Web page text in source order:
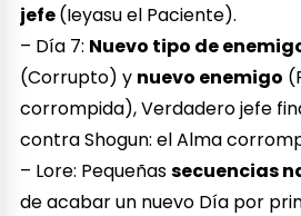
jefe(Ieyasu el Paciente).
– Día 7: Nuevo tipo de
(Corrupto) y nuevo enemigo
corrompida), Verdadero jefe
contra Shogun: el Alma
– Lore: Pequeñassecuencias
de acabar un nuevo Día por